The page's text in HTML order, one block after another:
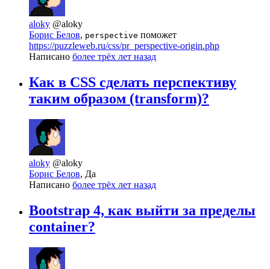
aloky @aloky
Борис Белов, perspective поможет
https://puzzleweb.ru/css/pr_perspective-origin.php
Написано более трёх лет назад
Как в CSS сделать перспективу
таким образом (transform)?
aloky @aloky
Борис Белов, Да
Написано более трёх лет назад
Bootstrap 4, как выйти за пределы
container?